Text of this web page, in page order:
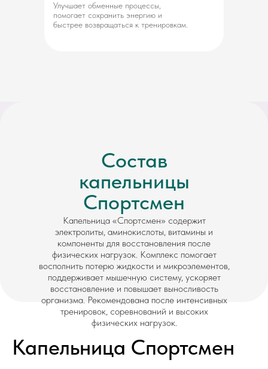
Улучшает обменные процессы,
помогает сохранить энергию и
быстрее возвращаться к тренировкам.
Состав
капельницы
Спортсмен
Капельница «Спортсмен» содержит
электролиты, аминокислоты, витамины и
компоненты для восстановления после
физических нагрузок. Комплекс помогает
восполнить потерю жидкости и микроэлементов,
поддерживает мышечную систему, ускоряет
восстановление и повышает выносливость
организма. Рекомендована после интенсивных
тренировок, соревнований и высоких
физических нагрузок.
Капельница Спортсмен